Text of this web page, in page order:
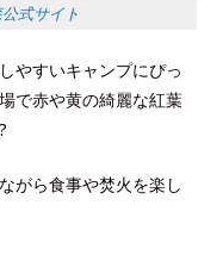
式サイト
やすいキャンプにぴっ
で赤や黄の綺麗な紅葉
がら食事や焚火を楽し